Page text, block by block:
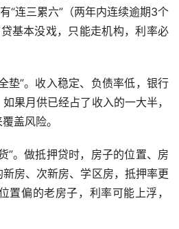
“连三累六”（两年内连续逾期3个
基本没戏，只能走机构，利率必
垫”。收入稳定、负债率低，银行
果月供已经占了收入的一大半，
盖风险。
”。做抵押贷时，房子的位置、房
房、次新房、学区房，抵押率更
置偏的老房子，利率可能上浮，